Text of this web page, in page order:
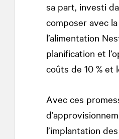
sa part, investi
composer avec
l’alimentation
planification et
coûts de 10 % et
Avec ces
l’implantation